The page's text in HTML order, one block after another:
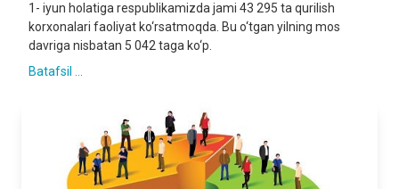
1- iyun holatiga respublikamizda jami 43 295 ta qurilish
korxonalari faoliyat ko‘rsatmoqda. Bu o‘tgan yilning mos
davriga nisbatan 5 042 taga ko‘p.
Batafsil ...